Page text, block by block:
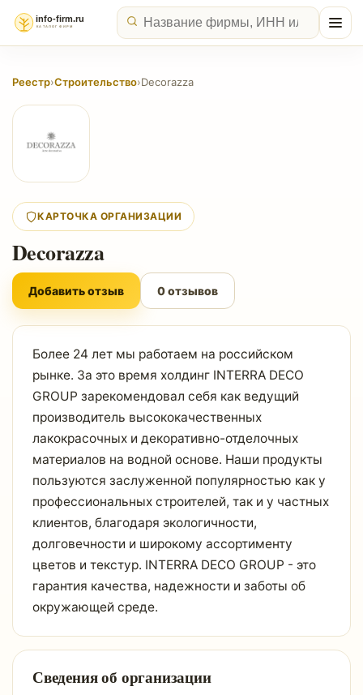
Реестр›Строительство›Decorazza
КАРТОЧКА ОРГАНИЗАЦИИ
Decorazza
Добавить отзыв 0 отзывов
Более 24 лет мы работаем на российском
рынке. За это время холдинг INTERRA DECO
GROUP зарекомендовал себя как ведущий
производитель высококачественных
лакокрасочных и декоративно-отделочных
материалов на водной основе. Наши продукты
пользуются заслуженной популярностью как у
профессиональных строителей, так и у частных
клиентов, благодаря экологичности,
долговечности и широкому ассортименту
цветов и текстур. INTERRA DECO GROUP - это
гарантия качества, надежности и заботы об
окружающей среде.
Сведения об организации